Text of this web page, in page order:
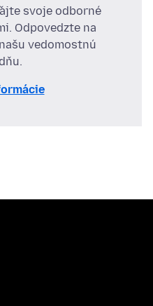
svoje odborné
Odpovedzte na
vedomostnú